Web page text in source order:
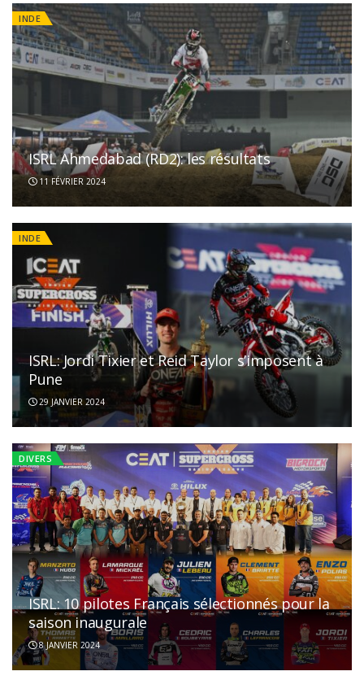
INDE
ISRL Ahmedabad (RD2): les résultats
11 FÉVRIER 2024
INDE
ISRL: Jordi Tixier et Reid Taylor s’imposent à
Pune
29 JANVIER 2024
DIVERS
ISRL: 10 pilotes Français sélectionnés pour la
saison inaugurale
8 JANVIER 2024
ISRL: la liste des pilotes inscrits pour les
enchères
24 DÉCEMBRE 2023